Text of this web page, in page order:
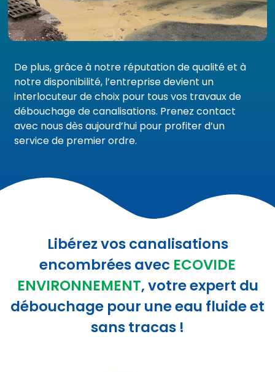
De plus, grâce à notre réputation de qualité et à
notre disponibilité, l’entreprise devient un
interlocuteur de choix pour tous vos travaux de
débouchage de canalisations. Prenez contact
avec nous dès aujourd’hui pour profiter d’un
service de premier ordre.
Libérez vos canalisations
encombrées avec ECOVIDE
ENVIRONNEMENT, votre expert du
débouchage pour une eau fluide et
sans tracas !